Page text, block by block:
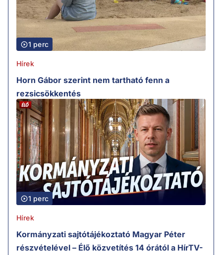
1 perc
Hírek
Horn Gábor szerint nem tartható fenn a
rezsicsökkentés
1 perc
Hírek
Kormányzati sajtótájékoztató Magyar Péter
részvételével – Élő közvetítés 14 órától a HírTV-